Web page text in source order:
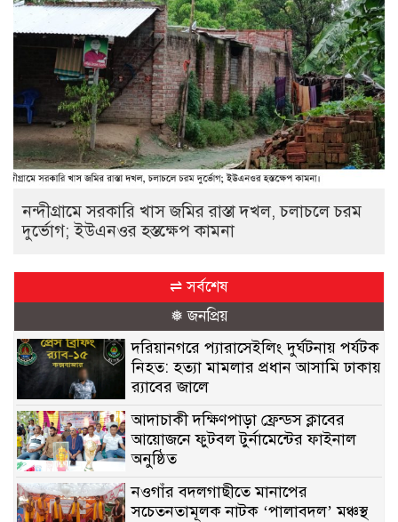
নন্দীগ্রামে সরকারি খাস জমির রাস্তা দখল, চলাচলে চরম
দুর্ভোগ; ইউএনওর হস্তক্ষেপ কামনা
⇌ সর্বশেষ
❅ জনপ্রিয়
দরিয়ানগরে প্যারাসেইলিং দুর্ঘটনায় পর্যটক
নিহত: হত্যা মামলার প্রধান আসামি ঢাকায়
র‌্যাবের জালে
আদাচাকী দক্ষিণপাড়া ফ্রেন্ডস ক্লাবের
আয়োজনে ফুটবল টুর্নামেন্টের ফাইনাল
অনুষ্ঠিত
নওগাঁর বদলগাছীতে মানাপের
সচেতনতামূলক নাটক ‘পালাবদল’ মঞ্চস্থ